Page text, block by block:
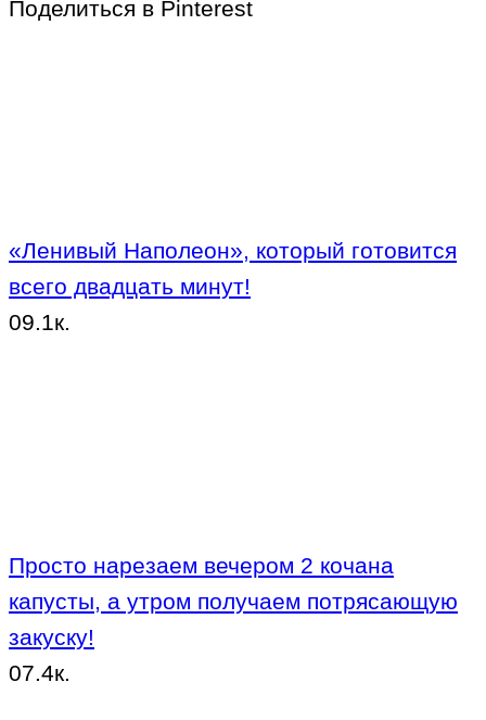
Поделиться в Pinterest
«Ленивый Наполеон», который готовится
всего двадцать минут!
09.1к.
Просто нарезаем вечером 2 кочана
капусты, а утром получаем потрясающую
закуску!
07.4к.